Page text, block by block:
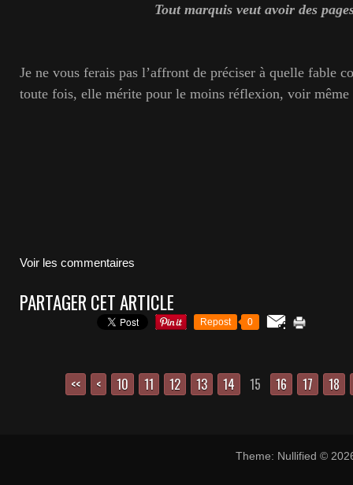
Tout marquis veut avoir des
Je ne vous ferais pas l’affront de préciser à quelle fable
toute fois, elle mérite pour le moins réflexion, voir même
Voir les commentaires
PARTAGER CET ARTICLE
Repost 0
<< < 10 11 12 13 14 15 16 17 18
Theme: Nullified ©